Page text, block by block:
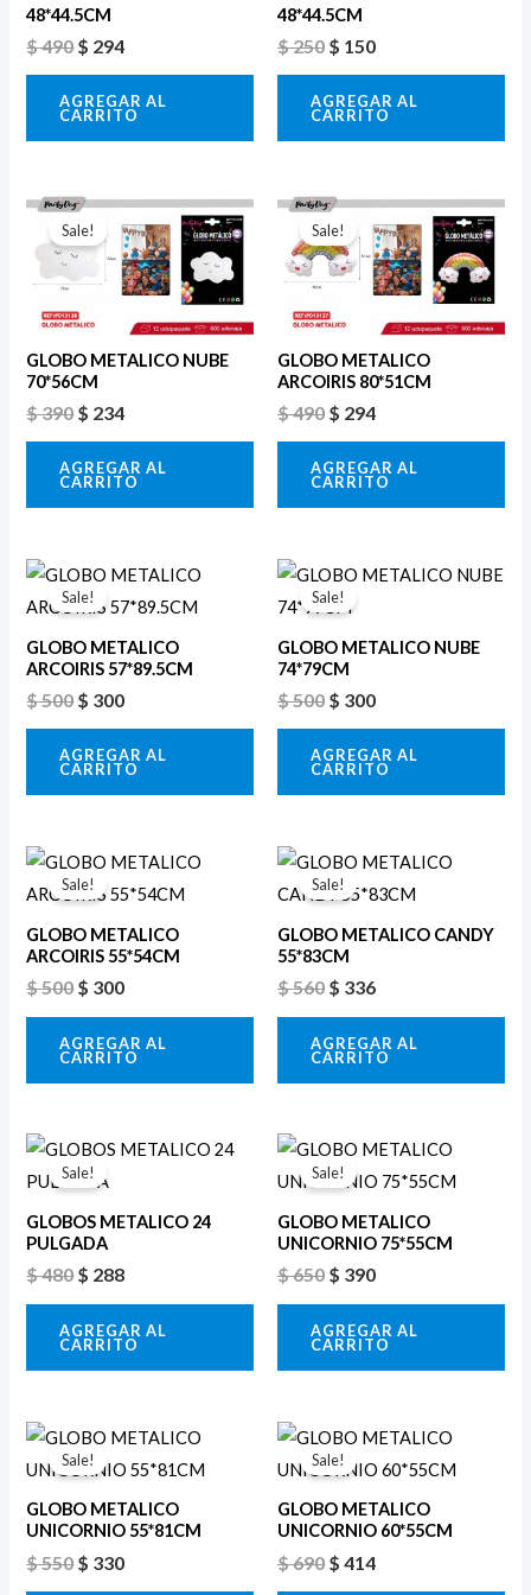
48*44.5CM
$490$ 294
AGREGAR AL
CARRITO
48*44.5CM
$250 $ 150
AGREGAR AL
CARRITO
Sale!
GLOBO METALICO NUBE
70*56CM
$390
El
precio
original
$ 390.
$ 234
El
precio
actual
es:
$ 234.
AGREGAR AL
CARRITO
Sale!
GLOBO METALICO
ARCOIRIS 80*51CM
$490
El
precio
original
era:
$ 490.
$ 294
El
precio
actual
es:
$ 294.
AGREGAR AL
CARRITO
Sale!
GLOBO METALICO
ARCOIRIS 57*89.5CM
$500
El
precio
original
era:
$ 500.
$ 300
El
actual
es:
$ 300.
AGREGAR AL
CARRITO
Sale!
GLOBO METALICO NUBE
74*79CM
$500
El
precio
original
era:
$ 500.
$ 300
El
es:
AGREGAR AL
CARRITO
Sale!
GLOBO METALICO
ARCOIRIS 55*54CM
$500
El
precio
original
era:
$ 500.
$ 300
El
actual
es:
$ 300.
AGREGAR AL
CARRITO
Sale!
GLOBO METALICO CANDY
55*83CM
$560
El
precio
original
era:
$ 560.
$ 336
El
actual
es:
AGREGAR AL
CARRITO
Sale!
GLOBOS METALICO 24
PULGADA
$480
El
precio
original
era:
$ 480.
$ 288
El
es:
AGREGAR AL
CARRITO
Sale!
GLOBO METALICO
UNICORNIO 75*55CM
$650
El
precio
original
era:
$ 650.
$ 390
El
actual
es:
$ 390.
AGREGAR AL
CARRITO
Sale!
GLOBO METALICO
UNICORNIO 55*81CM
$550
El
precio
original
era:
$ 550.
$ 330
El
actual
es:
$ 330.
Sale!
GLOBO METALICO
UNICORNIO 60*55CM
$690
El
precio
original
era:
$ 690.
$ 414
El
actual
es:
$ 414.